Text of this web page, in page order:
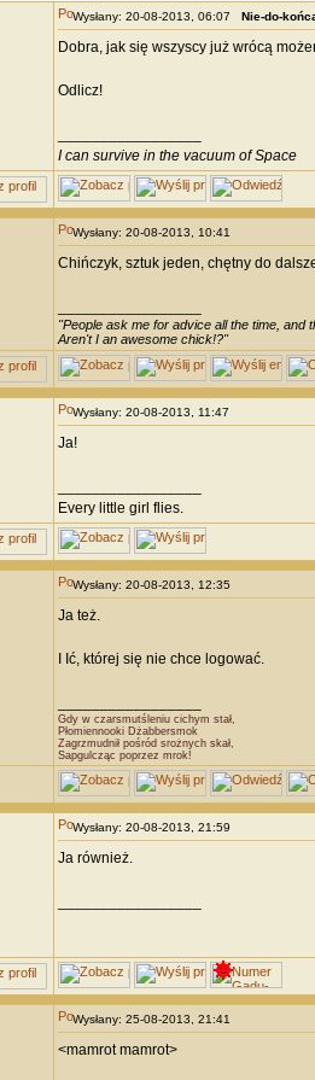
Wysłany: 20-08-2013, 06:07 Nie-do-
Dobra, jak się wszyscy już wrócą
Odlicz!
I can survive in the vacuum of Space
Wysłany: 20-08-2013, 10:41
Chińczyk, sztuk jeden, chętny do
"People ask me for advice all the time,
Aren't I an awesome chick!?"
Wysłany: 20-08-2013, 11:47
Ja!
Every little girl flies.
Wysłany: 20-08-2013, 12:35
Ja też.
I Ić, której się nie chce logować.
Gdy w czarsmutśleniu cichym stał,
Płomiennooki Dżabbersmok
Zagrzmudnił pośród srożnych skał,
Sapgulcząc poprzez mrok!
Wysłany: 20-08-2013, 21:59
Ja również.
Wysłany: 25-08-2013, 21:41
<mamrot mamrot>